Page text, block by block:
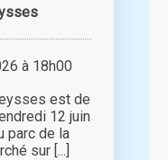
à 18h00
est de
12 juin
parc de la
sur [...]